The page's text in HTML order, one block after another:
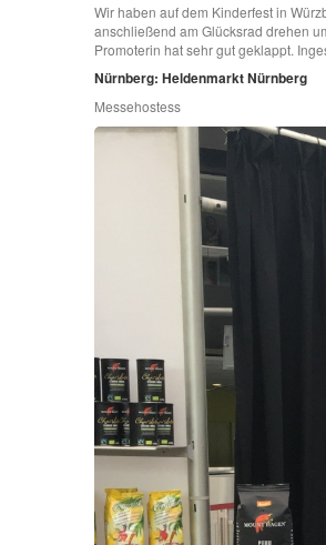
Wir haben auf dem Kinderfest in
anschließend am Glücksrad drehen
Promoterin hat sehr gut geklappt.
Nürnberg: Heldenmarkt Nürnberg
Messehostess